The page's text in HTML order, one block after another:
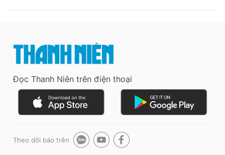
Đọc Thanh Niên trên điện thoại
Theo dõi báo trên